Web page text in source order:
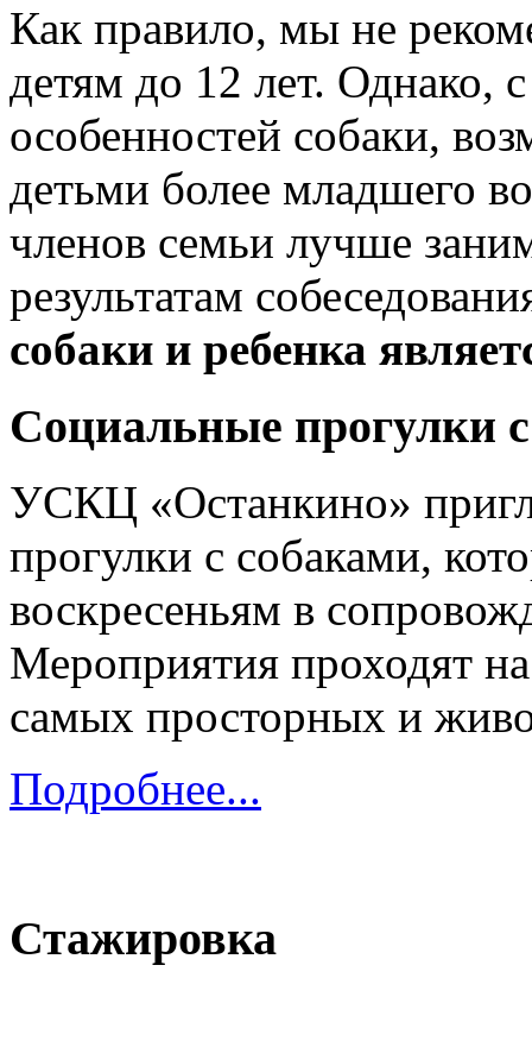
Как правило, мы не
детям до 12 лет. Однако,
особенностей собаки,
детьми более младшего
членов семьи лучше
результатам
собаки и ребенка
Социальные прогулки
УСКЦ «Останкино»
прогулки с собаками,
воскресеньям в
Мероприятия проходят
самых просторных и
Подробнее...
Стажировка